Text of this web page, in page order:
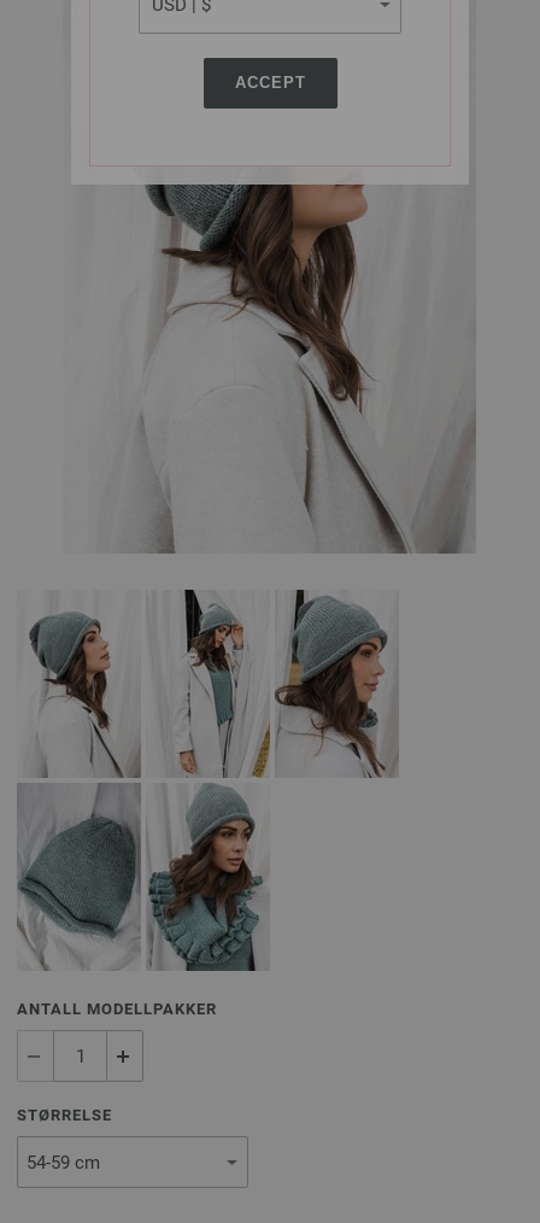
ACCEPT
ANTALL MODELLPAKKER
STØRRELSE